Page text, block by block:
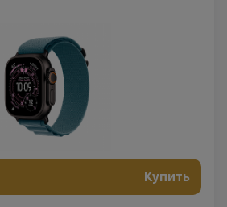
Купить